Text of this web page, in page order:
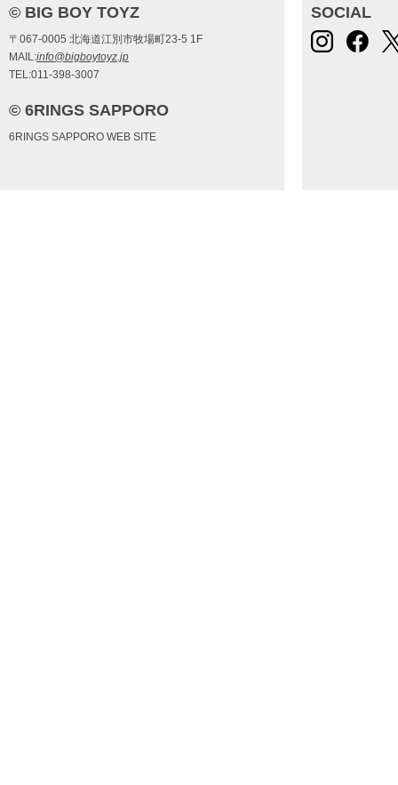
© BIG BOY TOYZ
〒067-0005 北海道江別市牧場町23-5 1F
MAIL:info@bigboytoyz.jp
TEL:011-398-3007
© 6RINGS SAPPORO
6RINGS SAPPORO WEB SITE
SOCIAL